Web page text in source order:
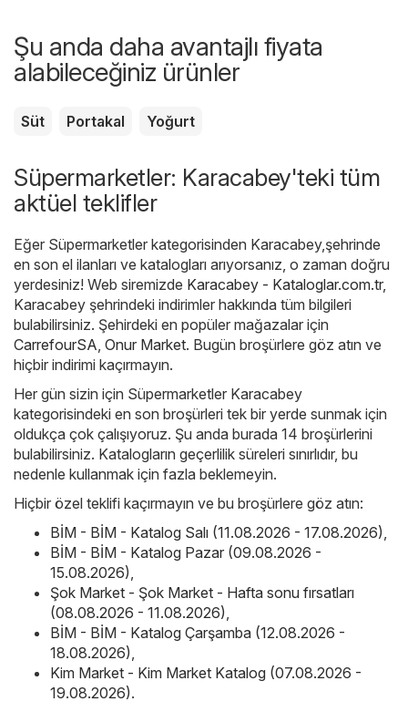
Şu anda daha avantajlı fiyata
alabileceğiniz ürünler
Süt Portakal Yoğurt
Süpermarketler: Karacabey'teki tüm
aktüel teklifler
Eğer Süpermarketler kategorisinden Karacabey,şehrinde
en son el ilanları ve katalogları arıyorsanız, o zaman doğru
yerdesiniz! Web siremizde Karacabey - Kataloglar.com.tr,
Karacabey şehrindeki indirimler hakkında tüm bilgileri
bulabilirsiniz. Şehirdeki en popüler mağazalar için
CarrefourSA, Onur Market. Bugün broşürlere göz atın ve
hiçbir indirimi kaçırmayın.
Her gün sizin için Süpermarketler Karacabey
kategorisindeki en son broşürleri tek bir yerde sunmak için
oldukça çok çalışıyoruz. Şu anda burada 14 broşürlerini
bulabilirsiniz. Katalogların geçerlilik süreleri sınırlıdır, bu
nedenle kullanmak için fazla beklemeyin.
Hiçbir özel teklifi kaçırmayın ve bu broşürlere göz atın:
BİM - BİM - Katalog Salı (11.08.2026 - 17.08.2026),
BİM - BİM - Katalog Pazar (09.08.2026 -
15.08.2026),
Şok Market - Şok Market - Hafta sonu fırsatları
(08.08.2026 - 11.08.2026),
BİM - BİM - Katalog Çarşamba (12.08.2026 -
18.08.2026),
Kim Market - Kim Market Katalog (07.08.2026 -
19.08.2026).